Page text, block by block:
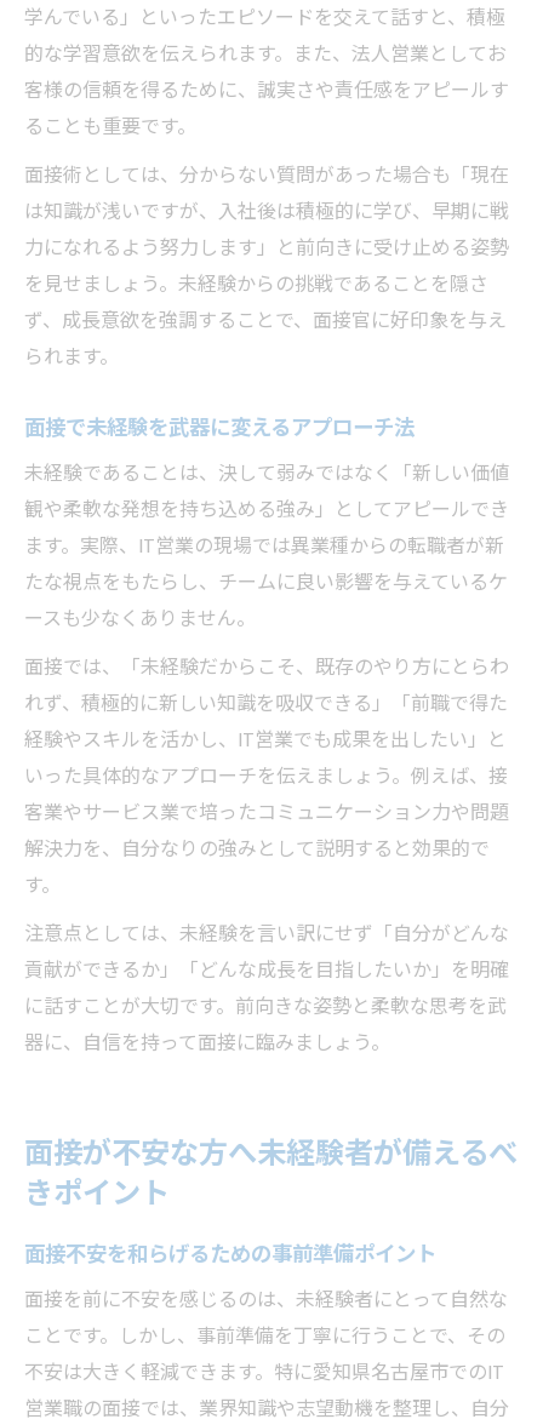
学んでいる」といったエピソードを交えて話すと、積極
的な学習意欲を伝えられます。また、法人営業としてお
客様の信頼を得るために、誠実さや責任感をアピールす
ることも重要です。
面接術としては、分からない質問があった場合も「現在
は知識が浅いですが、入社後は積極的に学び、早期に戦
力になれるよう努力します」と前向きに受け止める姿勢
を見せましょう。未経験からの挑戦であることを隠さ
ず、成長意欲を強調することで、面接官に好印象を与え
られます。
面接で未経験を武器に変えるアプローチ法
未経験であることは、決して弱みではなく「新しい価値
観や柔軟な発想を持ち込める強み」としてアピールでき
ます。実際、IT営業の現場では異業種からの転職者が新
たな視点をもたらし、チームに良い影響を与えているケ
ースも少なくありません。
面接では、「未経験だからこそ、既存のやり方にとらわ
れず、積極的に新しい知識を吸収できる」「前職で得た
経験やスキルを活かし、IT営業でも成果を出したい」と
いった具体的なアプローチを伝えましょう。例えば、接
客業やサービス業で培ったコミュニケーション力や問題
解決力を、自分なりの強みとして説明すると効果的で
す。
注意点としては、未経験を言い訳にせず「自分がどんな
貢献ができるか」「どんな成長を目指したいか」を明確
に話すことが大切です。前向きな姿勢と柔軟な思考を武
器に、自信を持って面接に臨みましょう。
面接が不安な方へ未経験者が備えるべ
きポイント
面接不安を和らげるための事前準備ポイント
面接を前に不安を感じるのは、未経験者にとって自然な
ことです。しかし、事前準備を丁寧に行うことで、その
不安は大きく軽減できます。特に愛知県名古屋市でのIT
営業職の面接では、業界知識や志望動機を整理し、自分